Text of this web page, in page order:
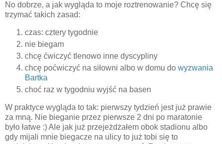
No dobrze, a jak wygląda to moje roztrenowanie? Chcę się
trzymać takich zasad:
czas: cztery tygodnie
nie biegam
chcę ćwiczyć tlenowo inne dyscypliny
chcę poćwiczyć na siłowni albo w domu do wyzwania
Bartka
choć raz w tygodniu wyjść na basen
W praktyce wygląda to tak: pierwszy tydzień jest już prawie
za mną. Nie bieganie przez pierwsze 2 dni po maratonie
było łatwe :) Ale jak już przejeżdżałem obok stadionu albo
gdy mijali mnie biegacze na ulicy to już tobi się to